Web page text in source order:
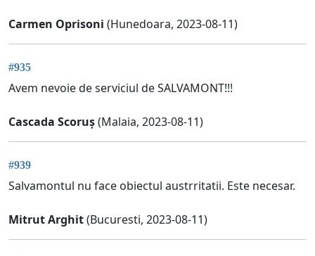
Carmen Oprisoni (Hunedoara, 2023-08-11)
#935
Avem nevoie de serviciul de SALVAMONT!!!
Cascada Scoruș(Malaia, 2023-08-11)
#939
Salvamontul nu face obiectul austrritatii. Este necesar.
Mitrut Arghit(Bucuresti, 2023-08-11)